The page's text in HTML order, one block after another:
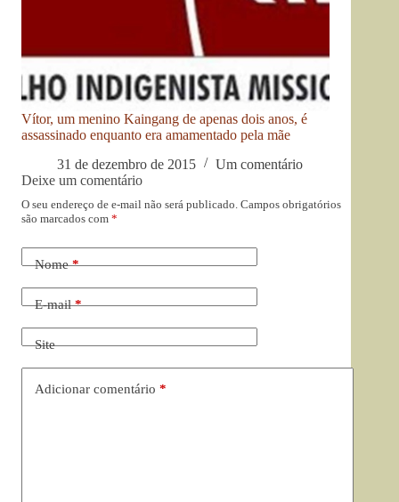
Vítor, um menino Kaingang de apenas dois anos, é
assassinado enquanto era amamentado pela mãe
31 de dezembro de 2015
Um comentário
Deixe um comentário
O seu endereço de e-mail não será publicado. Campos obrigatórios
são marcados com *
Nome*
E-mail*
Site
Adicionar comentário *